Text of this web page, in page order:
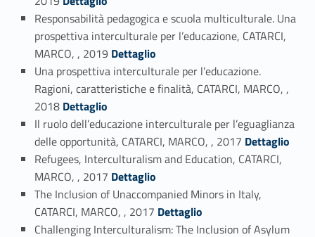
Responsabilità pedagogica e scuola multiculturale. Una
prospettiva interculturale per l’educazione, CATARCI,
MARCO, , 2019 Link identifier #identifier_person_19337-18
Dettaglio
Una prospettiva interculturale per l’educazione.
Ragioni, caratteristiche e finalità, CATARCI, MARCO, ,
2018 Link identifier #identifier_person_141383-19
Dettaglio
Il ruolo dell’educazione interculturale per l’eguaglianza
delle opportunità, CATARCI, MARCO, , 2017Link identifier #identifier_person_101608-20
Dettaglio
Refugees, Interculturalism and Education, CATARCI,
MARCO, , 2017 Link identifier #identifier_person_181243-21
Dettaglio
The Inclusion of Unaccompanied Minors in Italy,
CATARCI, MARCO, , 2017Link identifier #identifier_person_157756-22
Dettaglio
Challenging Interculturalism: The Inclusion of Asylum